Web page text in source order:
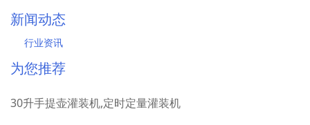
新闻动态
行业资讯
为您推荐
30升手提壶灌装机,定时定量灌装机